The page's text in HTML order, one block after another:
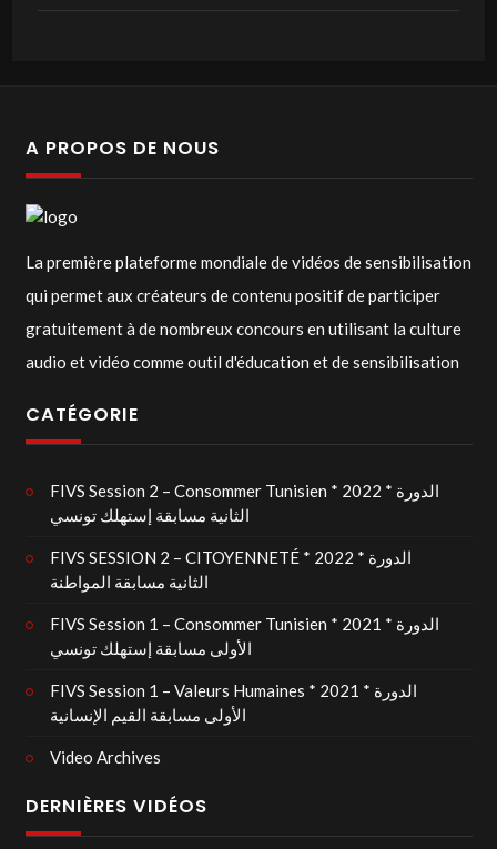
A PROPOS DE NOUS
La première plateforme mondiale de vidéos de sensibilisation
qui permet aux créateurs de contenu positif de participer
gratuitement à de nombreux concours en utilisant la culture
audio et vidéo comme outil d'éducation et de sensibilisation
CATÉGORIE
FIVS Session 2 – Consommer Tunisien * 2022 * الدورة
الثانية مسابقة إستهلك تونسي
FIVS SESSION 2 – CITOYENNETÉ * 2022 * الدورة
الثانية مسابقة المواطنة
FIVS Session 1 – Consommer Tunisien * 2021 * الدورة
الأولى مسابقة إستهلك تونسي
FIVS Session 1 – Valeurs Humaines * 2021 * الدورة
الأولى مسابقة القيم الإنسانية
Video Archives
DERNIÈRES VIDÉOS